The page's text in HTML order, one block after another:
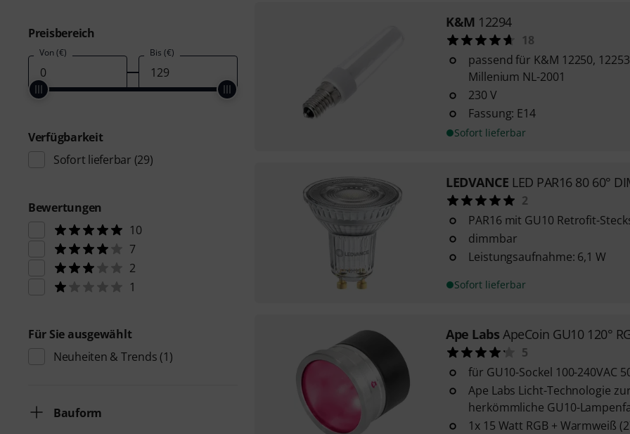
Preisbereich
Von (€) Bis (€)
Verfügbarkeit
Sofort lieferbar (29)
Bewertungen
10
7
2
1
Für Sie ausgewählt
Neuheiten & Trends (1)
Bauform
K&M 12294
18
passend für K&M 12250,
Millenium NL-2001
230 V
Fassung: E14
Sofort lieferbar
LEDVANCE LED PAR16 80 60°
2
PAR16 mit GU10 Retrofit-
dimmbar
Leistungsaufnahme: 6,1 W
Sofort lieferbar
Ape Labs ApeCoin GU10 120°
5
für GU10-Sockel 100-240VAC
Ape Labs Licht-Technologie
herkömmliche GU10-
1x 15 Watt RGB + Warmweiß